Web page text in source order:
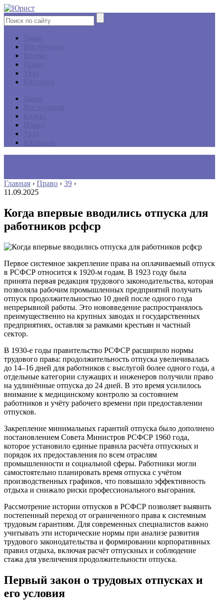
Главная › Право › 39 ›
11.09.2025
Когда впервые вводились отпуска для
работников рсфср
Первое системное закрепление права на оплачиваемый отпуск
в РСФСР относится к 1920-м годам. В 1923 году была
принята первая редакция трудового законодательства, которая
позволяла рабочим промышленных предприятий получать
отпуск продолжительностью 10 дней после одного года
непрерывной работы. Это нововведение распространялось
преимущественно на крупных заводах и государственных
предприятиях, оставляя за рамками крестьян и частный
сектор.
В 1930-е годы правительство РСФСР расширило нормы
трудового права: продолжительность отпуска увеличивалась
до 14–16 дней для работников с выслугой более одного года, а
отдельные категории служащих и инженеров получили право
на удлинённые отпуска до 24 дней. В это время усилилось
внимание к медицинскому контролю за состоянием
работников и учёту рабочего времени при предоставлении
отпусков.
Закрепление минимальных гарантий отпуска было дополнено
постановлением Совета Министров РСФСР 1960 года,
которое установило единые правила расчёта отпускных и
порядок их предоставления по всем отраслям
промышленности и социальной сферы. Работники могли
самостоятельно планировать время отпуска с учётом
производственных графиков, что повышало эффективность
отдыха и снижало риски профессионального выгорания.
Рассмотрение истории отпусков в РСФСР позволяет выявить
постепенный переход от ограниченного права к системным
трудовым гарантиям. Для современных специалистов важно
учитывать эти исторические нормы при анализе развития
трудового законодательства и формировании корпоративных
правил отдыха, включая расчёт отпускных и соблюдение
стажа для увеличения продолжительности отпуска.
Первый закон о трудовых отпусках и
его условия